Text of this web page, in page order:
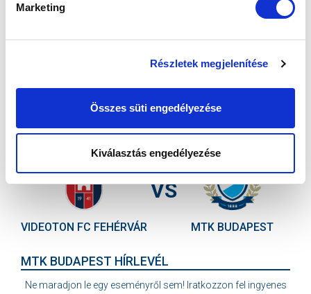
Marketing
Részletek megjelenítése
Összes süti engedélyezése
Kiválasztás engedélyezése
VIDEOTON FC FEHÉRVÁR
VS
MTK BUDAPEST
MTK BUDAPEST HÍRLEVÉL
Ne maradjon le egy eseményről sem! Iratkozzon fel ingyenes